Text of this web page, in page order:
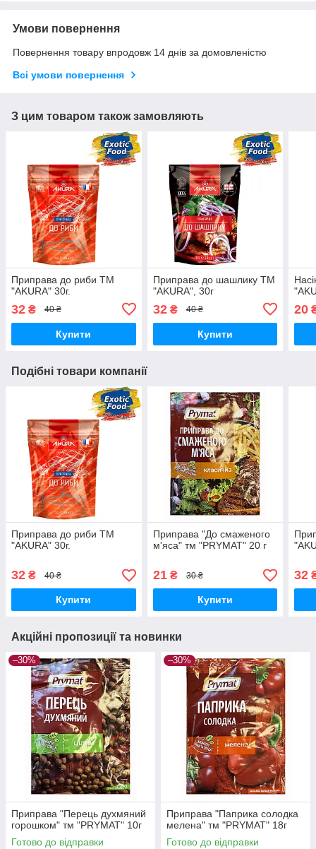
Умови повернення
Повернення товару впродовж 14 днів за домовленістю
Всі умови повернення
З цим товаром також замовляють
Приправа до риби ТМ
"AKURA" 30г.
32 ₴ 40 ₴
Купити
Приправа до шашлику ТМ
"AKURA", 30г
32₴ 40 ₴
Купити
20
Подібні товари компанії
Приправа до риби ТМ
"AKURA" 30г.
32 ₴ 40 ₴
Купити
Приправа "До смаженого
м'яса" тм "PRYMAT" 20 г
21₴ 30 ₴
Купити
32
Акційні пропозиції та новинки
–30%
Приправа "Перець духмяний
горошком" тм "PRYMAT" 10г
Готово до відправки
–30%
Приправа "Паприка солодка
мелена" тм "PRYMAT" 18г
Готово до відправки